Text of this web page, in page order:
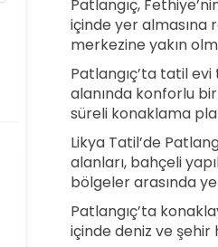
Patlangıç,
içinde yer almasına
merkezine yakın
Patlangıç’ta tatil
alanında konforlu
süreli konaklama
Likya Tatil’de
alanları, bahçeli
bölgeler arasında
Patlangıç’ta
içinde deniz ve şehir